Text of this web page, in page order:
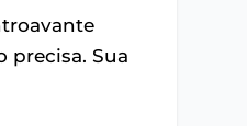
precisa. Sua